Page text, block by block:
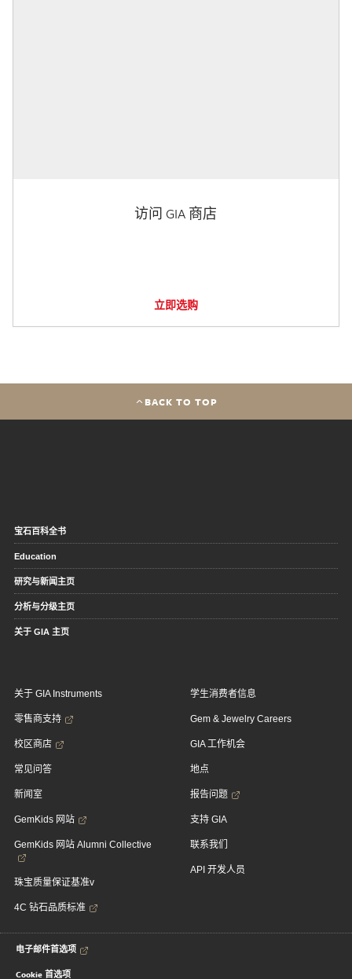
访问 GIA 商店
立即选购
BACK TO TOP
宝石百科全书
Education
研究与新闻主页
分析与分级主页
关于 GIA 主页
关于 GIA Instruments
零售商支持
校区商店
常见问答
新闻室
GemKids 网站
GemKids 网站 Alumni Collective
珠宝质量保证基准v
4C 钻石品质标准
学生消费者信息
Gem & Jewelry Careers
GIA 工作机会
地点
报告问题
支持 GIA
联系我们
API 开发人员
电子邮件首选项
Cookie 首选项